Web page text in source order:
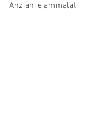
Anziani e ammalati